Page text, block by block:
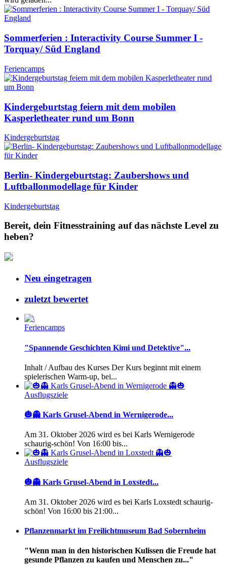
Sommerferien : Interactivity Course Summer I -
Torquay/ Süd England
Feriencamps
Kindergeburtstag feiern mit dem mobilen
Kasperletheater rund um Bonn
Kindergeburtstag
Berlin- Kindergeburtstag: Zaubershows und
Luftballonmodellage für Kinder
Kindergeburtstag
Bereit, dein Fitnesstraining auf das nächste Level zu
heben?
Neu eingetragen
zuletzt bewertet
Feriencamps
"Spannende Geschichten Kimi und Detektive"...
Inhalt / Aufbau des Kurses Der Kurs beginnt mit einem
spielerischen Warm-up, bei...
Ausflugsziele
🎃👻 Karls Grusel-Abend in Wernigerode...
Am 31. Oktober 2026 wird es bei Karls Wernigerode
schaurig-schön! Von 16:00 bis...
Ausflugsziele
🎃👻 Karls Grusel-Abend in Loxstedt...
Am 31. Oktober 2026 wird es bei Karls Loxstedt schaurig-
schön! Von 16:00 bis 21:00...
Pflanzenmarkt im Freilichtmuseum Bad Sobernheim
"Wenn man in den historischen Kulissen die Freude hat
gesunde Pflanzen zu kaufen und Menschen zu..."